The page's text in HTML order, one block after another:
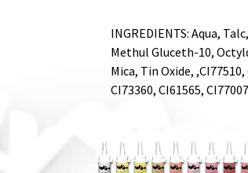
INGREDIENTS: Aqua,
Methul Gluceth-10,
Mica, Tin Oxide,
CI73360, CI61565,